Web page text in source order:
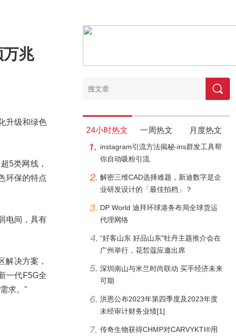
兆
升级和绿色
5类网线，
环保的特点
电间，具有
解决方案，
一代F5G全
求。"
24小时热文 一周热文 月度热文
instagram引流方法揭秘-ins群发工具帮
你自动吸粉引流
解密三维CAD选择难题，新迪数字是企
业研发设计的「最佳拍档」？
DP World 迪拜环球港务布局全球货运
代理网络
“好客山东 好品山东”牡丹主题推介会在
广州举行，花皙蔻应邀出席
深圳南山与米兰时尚联动 买手经济未来
可期
洪恩公布2023年第四季度及2023年度
未经审计财务业绩[1]
传奇生物获得CHMP对CARVYKTI®用